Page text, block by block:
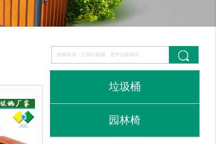
垃圾桶
园林椅